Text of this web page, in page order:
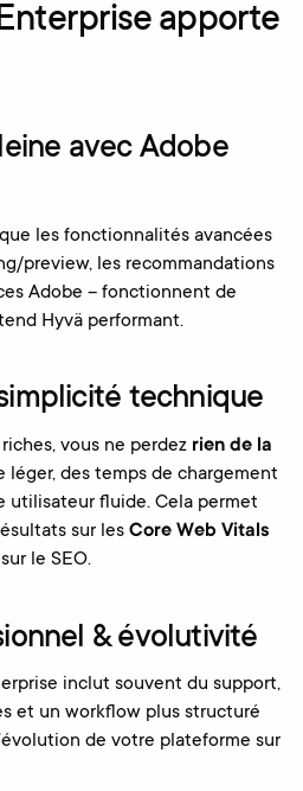
apporte
avec Adobe
les fonctionnalités avancées
preview, les recommandations
Adobe – fonctionnent de
Hyvä performant.
technique
vous ne perdez rien de la
léger, des temps de chargement
utilisateur fluide. Cela permet
sur les Core Web Vitals
le SEO.
& évolutivité
inclut souvent du support,
et un workflow plus structuré
de votre plateforme sur